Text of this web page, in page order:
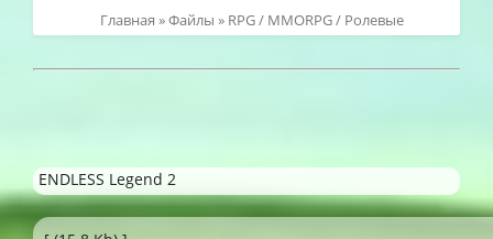
Главная »Файлы » RPG / MMORPG / Ролевые
ENDLESS Legend 2